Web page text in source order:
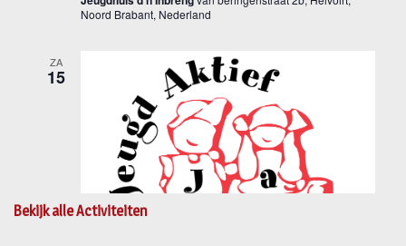
Bekijk alle Activiteiten